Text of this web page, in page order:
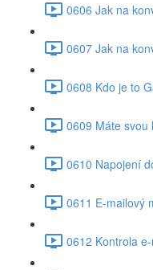
0606 Jak na
0607 Jak na
0608 Kdo je to
0609 Máte svou
0610 Napojení
0611 E-mailový
0612 Kontrola